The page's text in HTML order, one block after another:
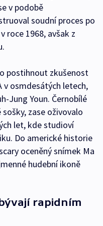
v podobě
soudní proces po
roce 1968, avšak z
postihnout zkušenost
v osmdesátých letech,
Jung Youn. Černobílé
zase oživovalo
let, kde studioví
Do americké historie
oceněný snímek Ma
hudební ikoně
rapidním